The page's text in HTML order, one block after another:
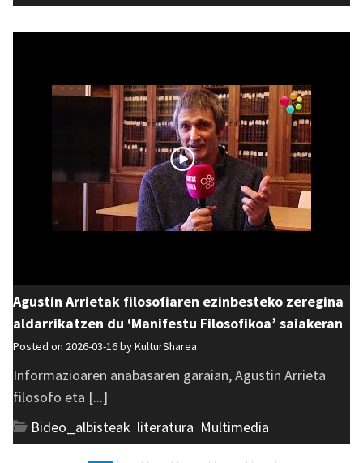
Agustin Arrietak filosofiaren ezinbesteko zeregina
aldarrikatzen du ‘Manifestu Filosofikoa’ saiakeran
Posted on 2026-03-16 byKulturSharea
Informazioaren anabasaren garaian, Agustin Arrieta
filosofo eta [...]
Bideo_albisteak literatura Multimedia